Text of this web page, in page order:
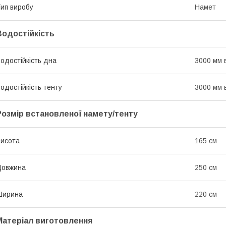
виробу Намет
дна 3000 мм
тенту 3000 мм
встановленої намету/тенту
165 см
250 см
220 см
виготовлення